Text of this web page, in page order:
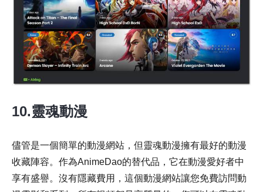
10.靈魂動漫
儘管是一個簡單的動漫網站，但靈魂動漫擁有最好的動漫
收藏陣容。作為AnimeDao的替代品，它在動漫愛好者中
享有盛譽。沒有隱藏費用，這個動漫網站讓您免費訪問動